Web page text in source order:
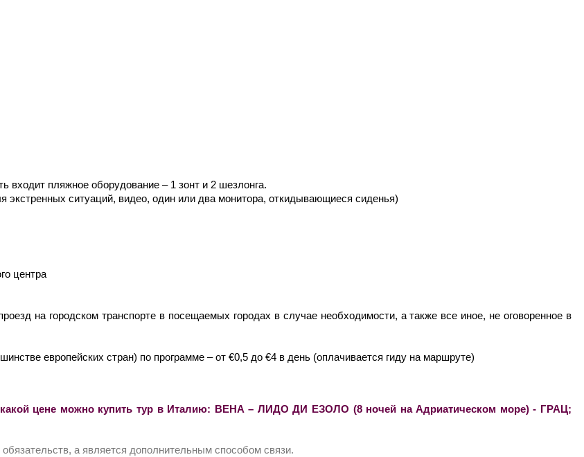
входит пляжное оборудование – 1 зонт и 2 шезлонга.
экстренных ситуаций, видео, один или два монитора, откидывающиеся сиденья)
центра
на городском транспорте в посещаемых городах в случае необходимости, а также все иное, не оговоренное в
европейских стран) по программе – от €0,5 до €4 в день (оплачивается гиду на маршруте)
какой цене можно купить тур в Италию: ВЕНА – ЛИДО ДИ ЕЗОЛО (8 ночей на Адриатическом море) - ГРАЦ;
а является дополнительным способом связи.